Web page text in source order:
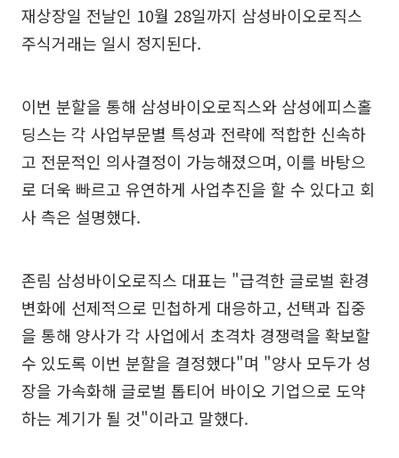
재상장일 전날인 10월 28일까지 삼성바이오로직스
주식거래는 일시 정지된다.
이번 분할을 통해 삼성바이오로직스와 삼성에피스홀
딩스는 각 사업부문별 특성과 전략에 적합한 신속하
고 전문적인 의사결정이 가능해졌으며, 이를 바탕으
로 더욱 빠르고 유연하게 사업추진을 할 수 있다고 회
사 측은 설명했다.
존림 삼성바이오로직스 대표는 "급격한 글로벌 환경
변화에 선제적으로 민첩하게 대응하고, 선택과 집중
을 통해 양사가 각 사업에서 초격차 경쟁력을 확보할
수 있도록 이번 분할을 결정했다"며 "양사 모두가 성
장을 가속화해 글로벌 톱티어 바이오 기업으로 도약
하는 계기가 될 것"이라고 말했다.